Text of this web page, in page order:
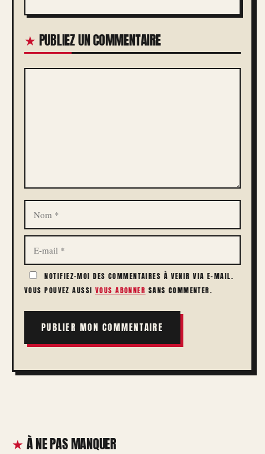
PUBLIEZ UN COMMENTAIRE
COMMENTAIRE
NOM
E-
MAIL
NOTIFIEZ-MOI DES COMMENTAIRES À VENIR VIA E-MAIL.
VOUS POUVEZ AUSSI VOUS ABONNER SANS COMMENTER.
À NE PAS MANQUER